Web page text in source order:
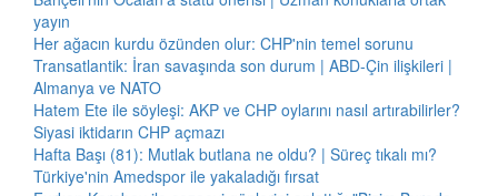
yayın
Her ağacın kurdu özünden olur: CHP'nin temel sorunu
Transatlantik: İran savaşında son durum | ABD-Çin ilişkileri |
Almanya ve NATO
Hatem Ete ile söyleşi: AKP ve CHP oylarını nasıl artırabilirler?
Siyasi iktidarın CHP açmazı
Hafta Başı (81): Mutlak butlana ne oldu? | Süreç tıkalı mı?
Türkiye'nin Amedspor ile yakaladığı fırsat